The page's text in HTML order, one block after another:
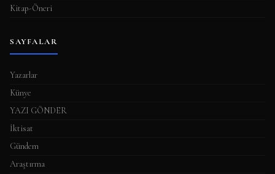
Kitap-Öneri
SAYFALAR
Yazarlar
Künye
YAZI GÖNDER
İktisat
Gündem
Araştırma